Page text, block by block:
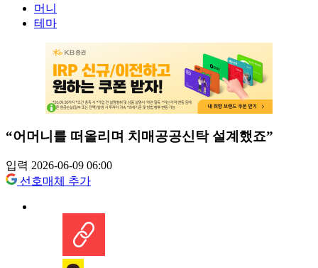
머니
테마
“어머니를 떠올리며 치매공공신탁 설계했죠”
입력 2026-06-09 06:00
선호매체 추가